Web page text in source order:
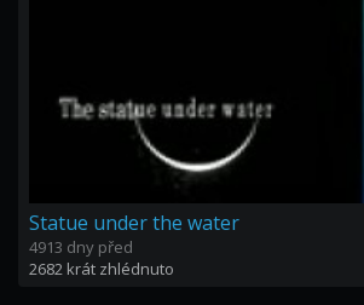
Statue under the water
4913 dny před
2682 krát zhlédnuto